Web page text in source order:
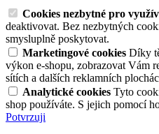
Cookies nezbytné pro
deaktivovat. Bez nezbytných
smysluplně poskytovat.
Marketingové cookies Díky
výkon e-shopu, zobrazovat Vám
sítích a dalších reklamních
Analytické cookies Tyto
shop používáte. S jejich pomocí
Potvrzuji